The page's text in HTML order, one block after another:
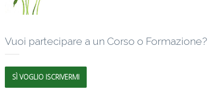
Vuoi partecipare a un Corso o Formazione?
SÌ VOGLIO ISCRIVERMI